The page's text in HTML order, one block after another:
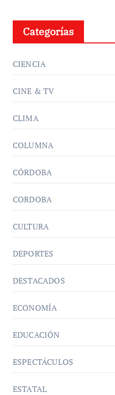
Categorías
CIENCIA
CINE & TV
CLIMA
COLUMNA
CÓRDOBA
CORDOBA
CULTURA
DEPORTES
DESTACADOS
ECONOMÍA
EDUCACIÓN
ESPECTÁCULOS
ESTATAL